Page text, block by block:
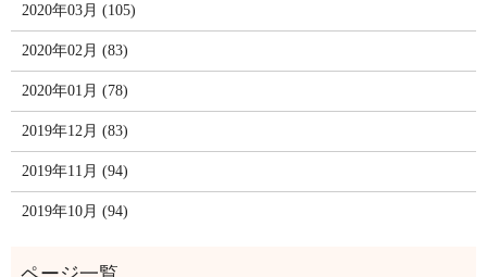
2020年03月 (105)
2020年02月 (83)
2020年01月 (78)
2019年12月 (83)
2019年11月 (94)
2019年10月 (94)